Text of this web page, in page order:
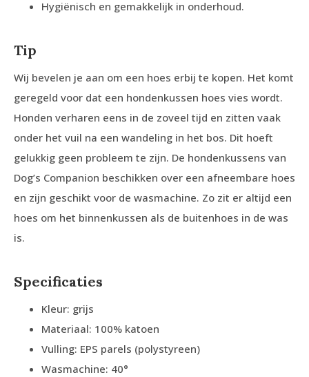
Hygiënisch en gemakkelijk in onderhoud.
Tip
Wij bevelen je aan om een hoes erbij te kopen. Het komt
geregeld voor dat een hondenkussen hoes vies wordt.
Honden verharen eens in de zoveel tijd en zitten vaak
onder het vuil na een wandeling in het bos. Dit hoeft
gelukkig geen probleem te zijn. De hondenkussens van
Dog’s Companion beschikken over een afneembare hoes
en zijn geschikt voor de wasmachine. Zo zit er altijd een
hoes om het binnenkussen als de buitenhoes in de was
is.
Specificaties
Kleur: grijs
Materiaal: 100% katoen
Vulling: EPS parels (polystyreen)
Wasmachine: 40°